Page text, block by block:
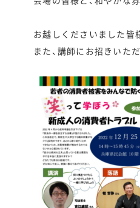
お越しくださいました皆
また、講師にお招きいた